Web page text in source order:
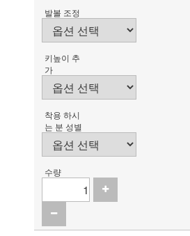
발볼 조정
키높이 추
가
착용 하시
는 분 성별
수량